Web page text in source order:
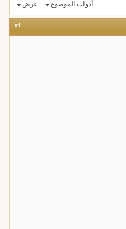
أدوات الموضوع عرض
#1